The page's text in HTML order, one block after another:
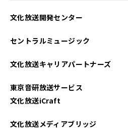
文化放送開発センター
セントラルミュージック
文化放送キャリアパートナーズ
東京音研放送サービス
文化放送iCraft
文化放送メディアブリッジ